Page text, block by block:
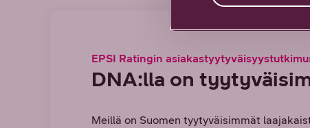
EPSI Ratingin
DNA:lla on
Meillä on Suomen tyytyväisimmät